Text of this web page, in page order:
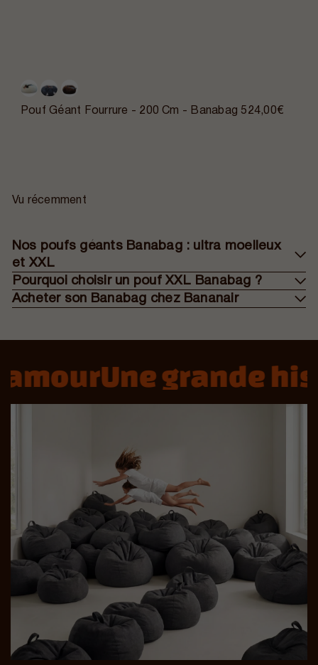
Pouf Géant Fourrure - 200 Cm - Banabag 524,00€
Vu récemment
Nos poufs géants Banabag : ultra moelleux
et XXL
Pourquoi choisir un pouf XXL Banabag ?
Acheter son Banabag chez Bananair
Une grande